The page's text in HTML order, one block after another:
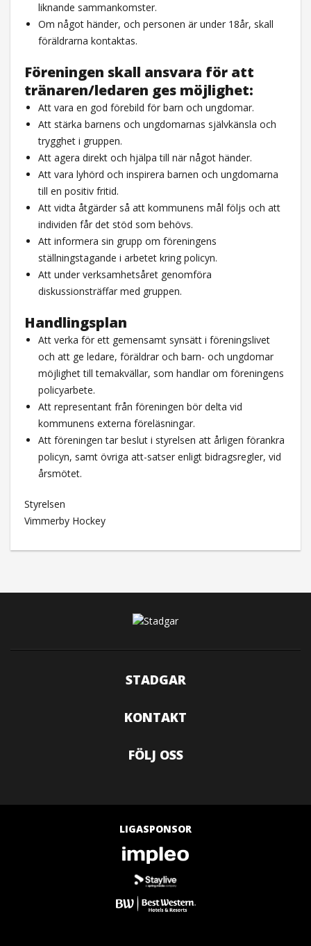
liknande sammankomster.
Om något händer, och personen är under 18år, skall
föräldrarna kontaktas.
Föreningen skall ansvara för att
tränaren/ledaren ges möjlighet:
Att vara en god förebild för barn och ungdomar.
Att stärka barnens och ungdomarnas självkänsla och
trygghet i gruppen.
Att agera direkt och hjälpa till när något händer.
Att vara lyhörd och inspirera barnen och ungdomarna
till en positiv fritid.
Att vidta åtgärder så att kommunens mål följs och att
individen får det stöd som behövs.
Att informera sin grupp om föreningens
ställningstagande i arbetet kring policyn.
Att under verksamhetsåret genomföra
diskussionsträffar med gruppen.
Handlingsplan
Att verka för ett gemensamt synsätt i föreningslivet
och att ge ledare, föräldrar och barn- och ungdomar
möjlighet till temakvällar, som handlar om föreningens
policyarbete.
Att representant från föreningen bör delta vid
kommunens externa föreläsningar.
Att föreningen tar beslut i styrelsen att årligen förankra
policyn, samt övriga att-satser enligt bidragsregler, vid
årsmötet.
Styrelsen
Vimmerby Hockey
STADGAR
KONTAKT
FÖLJ OSS
LIGASPONSOR